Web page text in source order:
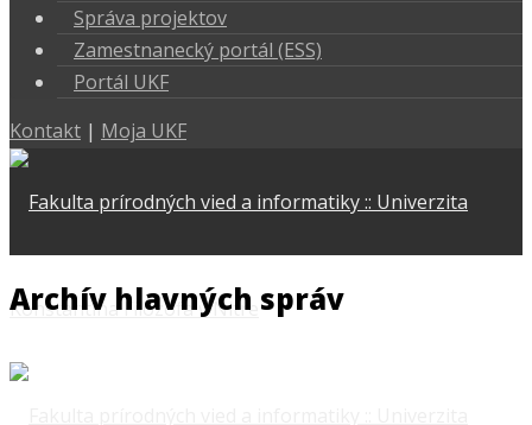
Správa projektov
Zamestnanecký portál (ESS)
Portál UKF
Kontakt | Moja UKF
Archív hlavných správ